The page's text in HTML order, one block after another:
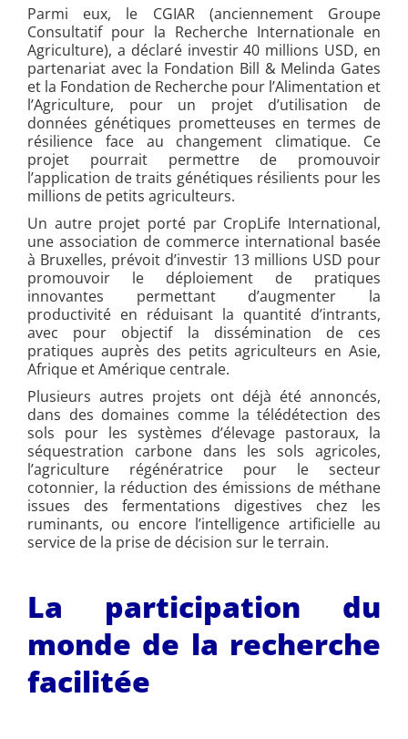
Parmi eux, le CGIAR (anciennement Groupe
Consultatif pour la Recherche Internationale en
Agriculture), a déclaré investir 40 millions USD, en
partenariat avec la Fondation Bill & Melinda Gates
et la Fondation de Recherche pour l’Alimentation et
l’Agriculture, pour un projet d’utilisation de
données génétiques prometteuses en termes de
résilience face au changement climatique. Ce
projet pourrait permettre de promouvoir
l’application de traits génétiques résilients pour les
millions de petits agriculteurs.
Un autre projet porté par CropLife International,
une association de commerce international basée
à Bruxelles, prévoit d’investir 13 millions USD pour
promouvoir le déploiement de pratiques
innovantes permettant d’augmenter la
productivité en réduisant la quantité d’intrants,
avec pour objectif la dissémination de ces
pratiques auprès des petits agriculteurs en Asie,
Afrique et Amérique centrale.
Plusieurs autres projets ont déjà été annoncés,
dans des domaines comme la télédétection des
sols pour les systèmes d’élevage pastoraux, la
séquestration carbone dans les sols agricoles,
l’agriculture régénératrice pour le secteur
cotonnier, la réduction des émissions de méthane
issues des fermentations digestives chez les
ruminants, ou encore l’intelligence artificielle au
service de la prise de décision sur le terrain.
La participation du
monde de la recherche
facilitée